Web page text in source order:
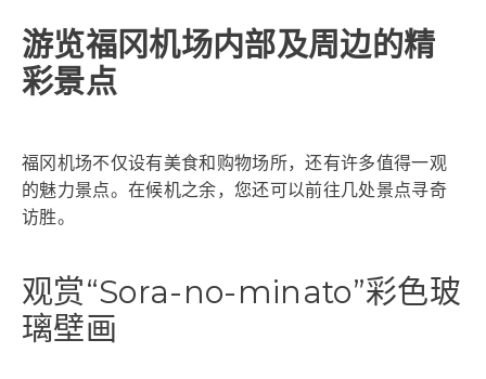
游览福冈机场内部及周边的精
彩景点
福冈机场不仅设有美食和购物场所，还有许多值得一观
的魅力景点。在候机之余，您还可以前往几处景点寻奇
访胜。
观赏“Sora-no-minato”彩色玻
璃壁画